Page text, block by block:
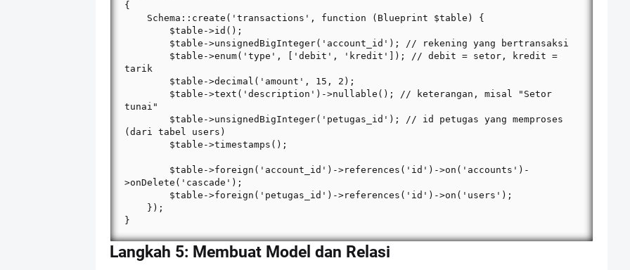
{
tarik
tunai"
(dari tabel users)
>onDelete('cascade');
}
Langkah 5: Membuat Model dan Relasi